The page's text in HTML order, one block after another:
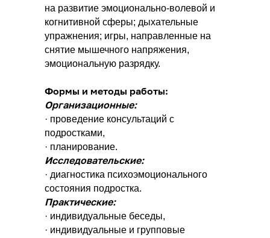
на развитие эмоционально-волевой и
когнитивной сферы; дыхательные
упражнения; игры, направленные на
снятие мышечного напряжения,
эмоциональную разрядку.
Формы и методы работы:
Организационные:
· проведение консультаций с
подростками,
· планирование.
Исследовательские:
· диагностика психоэмоционального
состояния подростка.
Практические:
· индивидуальные беседы,
· индивидуальные и групповые